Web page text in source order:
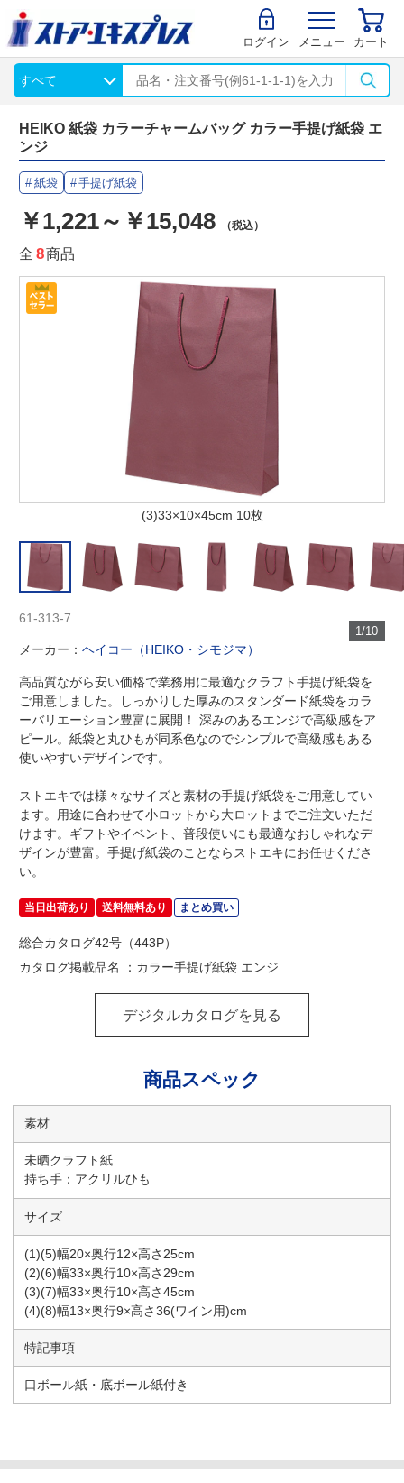
ログイン メニュー カート
HEIKO 紙袋 カラーチャームバッグ カラー手提げ紙袋 エ
ンジ
紙袋 手提げ紙袋
￥1,221～￥15,048 （税込）
全 8商品
(3)33×10×45cm 10枚
1/10
61-313-7
メーカー：ヘイコー（HEIKO・シモジマ）
高品質ながら安い価格で業務用に最適なクラフト手提げ紙袋を
ご用意しました。しっかりした厚みのスタンダード紙袋をカラ
ーバリエーション豊富に展開！ 深みのあるエンジで高級感をア
ピール。紙袋と丸ひもが同系色なのでシンプルで高級感もある
使いやすいデザインです。
ストエキでは様々なサイズと素材の手提げ紙袋をご用意してい
ます。用途に合わせて小ロットから大ロットまでご注文いただ
けます。ギフトやイベント、普段使いにも最適なおしゃれなデ
ザインが豊富。手提げ紙袋のことならストエキにお任せくださ
い。
当日出荷あり 送料無料あり まとめ買い
総合カタログ42号（443P）
カタログ掲載品名 ：カラー手提げ紙袋 エンジ
デジタルカタログを見る
商品スペック
素材
未晒クラフト紙
持ち手：アクリルひも
サイズ
(1)(5)幅20×奥行12×高さ25cm
(2)(6)幅33×奥行10×高さ29cm
(3)(7)幅33×奥行10×高さ45cm
(4)(8)幅13×奥行9×高さ36(ワイン用)cm
特記事項
口ボール紙・底ボール紙付き